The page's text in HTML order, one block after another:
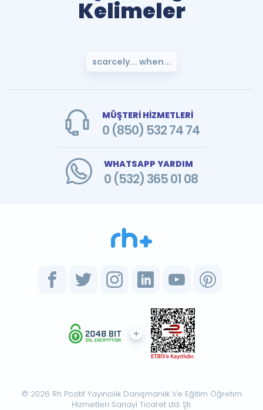
Kelimeler
scarcely... when...
MÜŞTERİ HİZMETLERİ
0 (850) 532 74 74
WHATSAPP YARDIM
0 (532) 365 01 08
© 2026 Rh Pozitif Yayıncılık Danışmanlık Ve Eğitim Öğretim
Hizmetleri Sanayi Ticaret Ltd. Şti.